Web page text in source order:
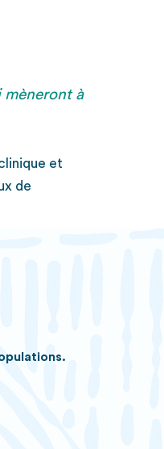
mèneront à
et
de